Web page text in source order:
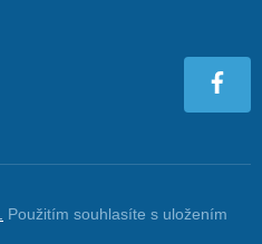
Použitím souhlasíte s uložením